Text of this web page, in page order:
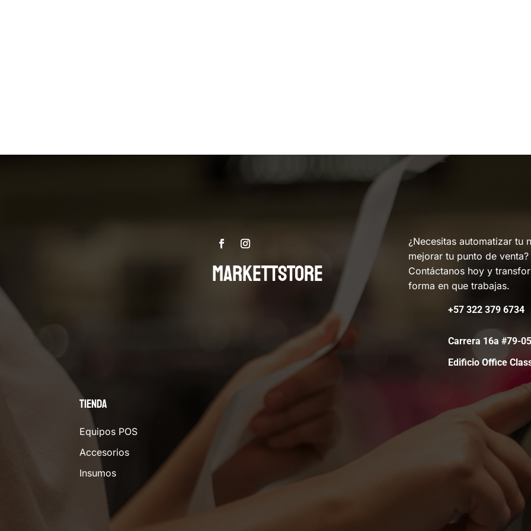
MARKETTSTORE
¿Necesitas automatizar tu
mejorar tu punto de venta?
Contáctanos hoy y
forma en que trabajas.
+57 322 379 6734
Carrera 16a
Edificio Office
Tienda
Equipos POS
Accesorios
Insumos